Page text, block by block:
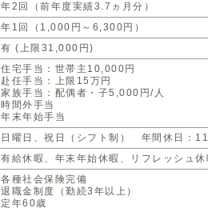
年2回（前年度実績3.7ヵ月分）
年1回（1,000円～6,300円）
有 (上限31,000円)
住宅手当：世帯主10,000円
赴任手当：上限15万円
家族手当：配偶者・子5,000円/人
時間外手当
年末年始手当
日曜日、祝日（シフト制） 年間休日：
有給休暇、年末年始休暇、リフレッシュ
各種社会保険完備
退職金制度（勤続3年以上）
定年60歳